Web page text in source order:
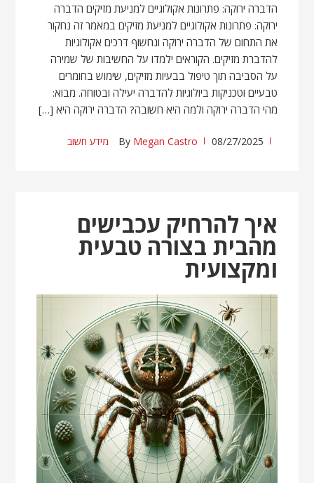
הדברה ירוקה: פתרונות אקולוגיים למניעת מזיקים הדברה
ירוקה: פתרונות אקולוגיים למניעת מזיקים במאמר זה נחקור
את התחום של הדברה ירוקה ונחשוף דרכים אקולוגיות
להדברת מזיקים. הקוראים ילמדו על החשיבות של שמירה
על הסביבה תוך טיפול בבעיות מזיקים, שימוש בחומרים
טבעיים וטכניקות ביולוגיות להדברה יעילה ובטוחה. מבוא:
מהי הדברה ירוקה ולמה היא חשובה? הדברה ירוקה היא […]
08/27/2025
By Megan Castro מידע חשוב
איך להרחיק עכבישים
מהבית בצורה טבעית
ומקצועית